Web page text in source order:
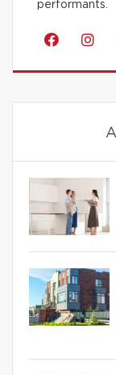
performants.